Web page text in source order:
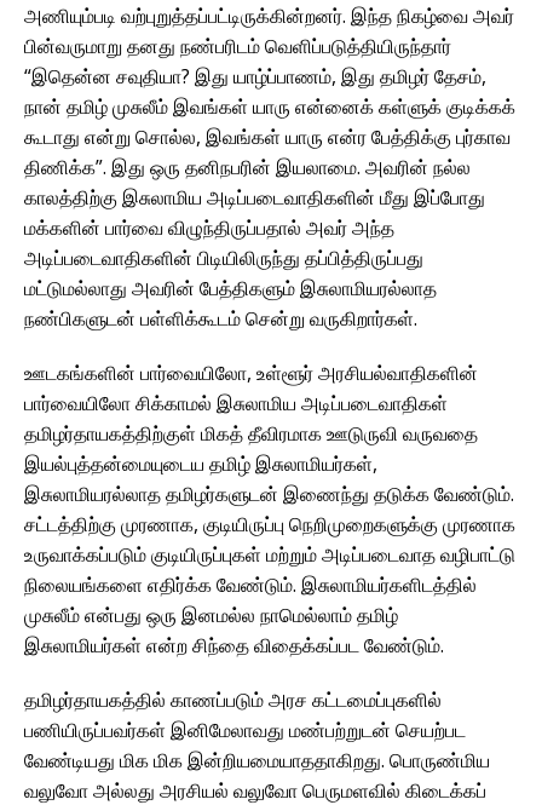
அணியும்படி வற்புறுத்தப்பட்டிருக்கின்றனர். இந்த நிகழ்வை அவர்
பின்வருமாறு தனது நண்பரிடம் வெளிப்படுத்தியிருந்தார்
“இதென்ன சவுதியா? இது யாழ்ப்பாணம், இது தமிழர் தேசம்,
நான் தமிழ் முசுலீம் இவங்கள் யாரு என்னைக் கள்ளுக் குடிக்கக்
கூடாது என்று சொல்ல, இவங்கள் யாரு என்ர பேத்திக்கு புர்காவ
திணிக்க”. இது ஒரு தனிநபரின் இயலாமை. அவரின் நல்ல
காலத்திற்கு இசுலாமிய அடிப்படைவாதிகளின் மீது இப்போது
மக்களின் பார்வை விழுந்திருப்பதால் அவர் அந்த
அடிப்படைவாதிகளின் பிடியிலிருந்து தப்பித்திருப்பது
மட்டுமல்லாது அவரின் பேத்திகளும் இசுலாமியரல்லாத
நண்பிகளுடன் பள்ளிக்கூடம் சென்று வருகிறார்கள்.
ஊடகங்களின் பார்வையிலோ, உள்ளூர் அரசியல்வாதிகளின்
பார்வையிலோ சிக்காமல் இசுலாமிய அடிப்படைவாதிகள்
தமிழர்தாயகத்திற்குள் மிகத் தீவிரமாக ஊடுருவி வருவதை
இயல்புத்தன்மையுடைய தமிழ் இசுலாமியர்கள்,
இசுலாமியரல்லாத தமிழர்களுடன் இணைந்து தடுக்க வேண்டும்.
சட்டத்திற்கு முரணாக, குடியிருப்பு நெறிமுறைகளுக்கு முரணாக
உருவாக்கப்படும் குடியிருப்புகள் மற்றும் அடிப்படைவாத வழிபாட்டு
நிலையங்களை எதிர்க்க வேண்டும். இசுலாமியர்களிடத்தில்
முசுலீம் என்பது ஒரு இனமல்ல நாமெல்லாம் தமிழ்
இசுலாமியர்கள் என்ற சிந்தை விதைக்கப்பட வேண்டும்.
தமிழர்தாயகத்தில் காணப்படும் அரச கட்டமைப்புகளில்
பணியிருப்பவர்கள் இனிமேலாவது மண்பற்றுடன் செயற்பட
வேண்டியது மிக மிக இன்றியமையாததாகிறது. பொருண்மிய
வலுவோ அல்லது அரசியல் வலுவோ பெருமளவில் கிடைக்கப்